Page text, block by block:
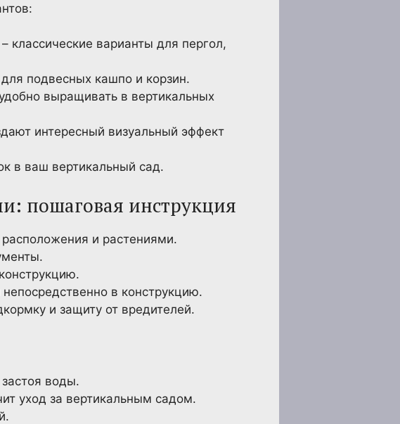
варианты для пергол,
подвесных кашпо и корзин.
выращивать в вертикальных
интересный визуальный эффект
в ваш вертикальный сад.
пошаговая инструкция
и растениями.
в конструкцию.
и защиту от вредителей.
воды.
уход за вертикальным садом.